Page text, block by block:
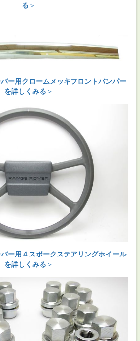
る ＞
ー用クロームメッキフロントバンパー
を詳しくみる ＞
ー用４スポークステアリングホイール
を詳しくみる ＞